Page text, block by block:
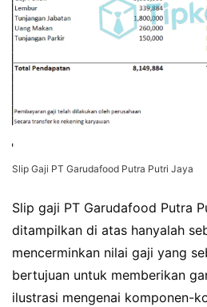
Slip Gaji PT Garudafood Putra Putri Jaya
Slip gaji PT Garudafood Putra
ditampilkan di atas hanyalah
mencerminkan nilai gaji yang
bertujuan untuk memberikan
ilustrasi mengenai komponen-